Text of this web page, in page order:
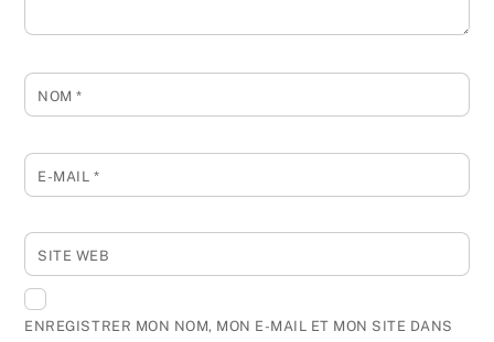
NOM*
E-MAIL *
SITE WEB
ENREGISTRER MON NOM, MON E-MAIL ET MON SITE DANS